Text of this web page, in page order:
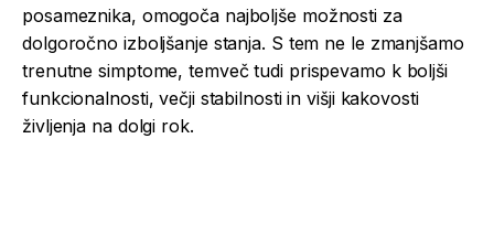
posameznika, omogoča najboljše možnosti za
dolgoročno izboljšanje stanja. S tem ne le zmanjšamo
trenutne simptome, temveč tudi prispevamo k boljši
funkcionalnosti, večji stabilnosti in višji kakovosti
življenja na dolgi rok.